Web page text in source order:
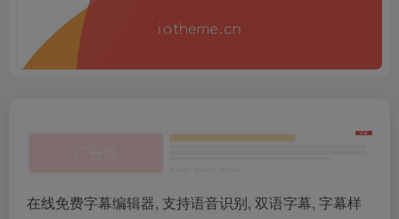
在线免费字幕编辑器, 支持语音识别, 双语字幕, 字幕样